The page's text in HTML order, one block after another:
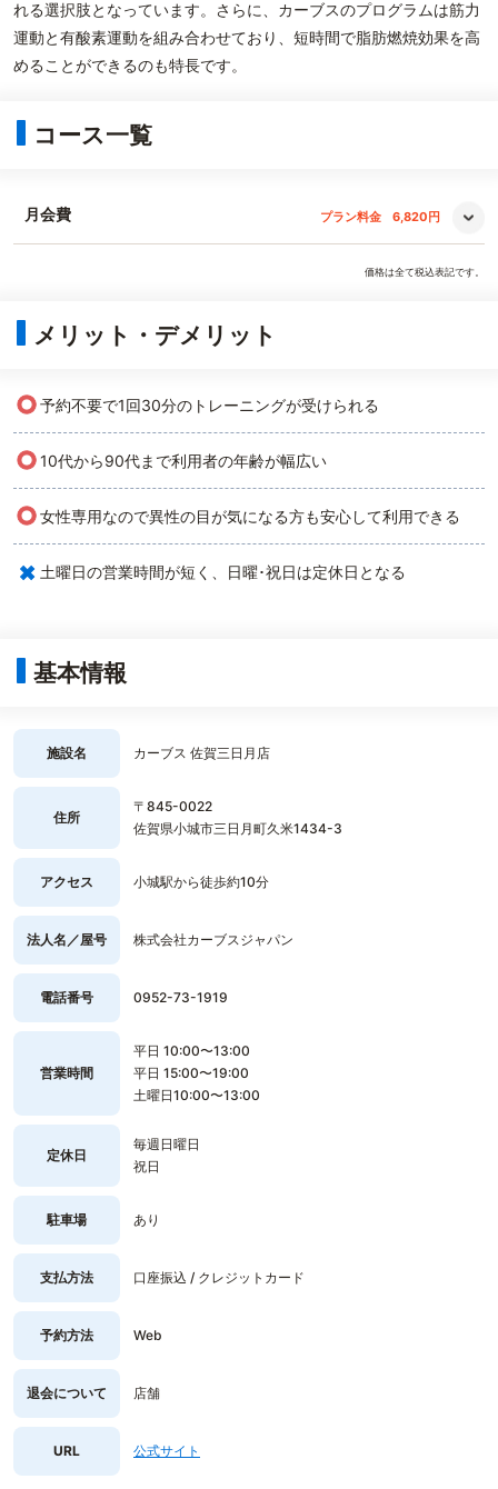
れる選択肢となっています。さらに、カーブスのプログラムは筋力
運動と有酸素運動を組み合わせており、短時間で脂肪燃焼効果を高
めることができるのも特長です。
コース一覧
月会費 プラン料金 6,820円
価格は全て税込表記です。
メリット・デメリット
○予約不要で1回30分のトレーニングが受けられる
○10代から90代まで利用者の年齢が幅広い
○女性専用なので異性の目が気になる方も安心して利用できる
× 土曜日の営業時間が短く、日曜･祝日は定休日となる
基本情報
施設名 カーブス 佐賀三日月店
住所
〒845-0022
佐賀県小城市三日月町久米1434-3
アクセス 小城駅から徒歩約10分
法人名／屋号 株式会社カーブスジャパン
電話番号 0952-73-1919
営業時間
平日 10:00〜13:00
平日 15:00〜19:00
土曜日10:00〜13:00
定休日
毎週日曜日
祝日
駐車場 あり
支払方法 口座振込 / クレジットカード
予約方法 Web
退会について 店舗
URL 公式サイト